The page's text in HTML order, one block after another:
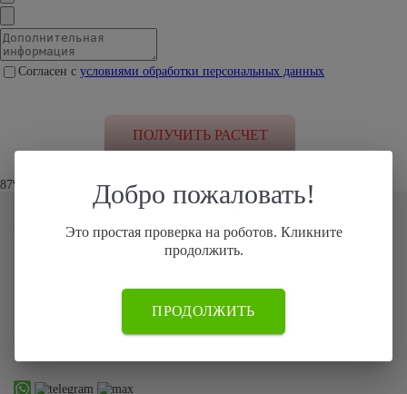
Согласен с условиями обработки персональных данных
87% клиентов устроило наше предложение
Если по каким-то причинам Вы не смогли оставить заявку на сайте
позвоните нам по телефону:
или просто отправьте фото автомобиля наWhatsApp, Telegram,
Max
Добро пожаловать!
Это простая проверка на роботов. Кликните
продолжить.
ПРОДОЛЖИТЬ